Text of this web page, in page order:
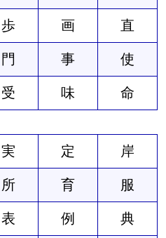
歩 画 直
門 事 使
受 味 命
実 定 岸
所 育 服
表 例 典